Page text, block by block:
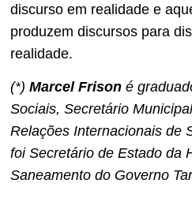
discurso em realidade e
produzem discursos para
realidade.
(*) Marcel Frison é
Sociais, Secretário
Relações Internacionais de
foi Secretário de Estado da
Saneamento do Governo